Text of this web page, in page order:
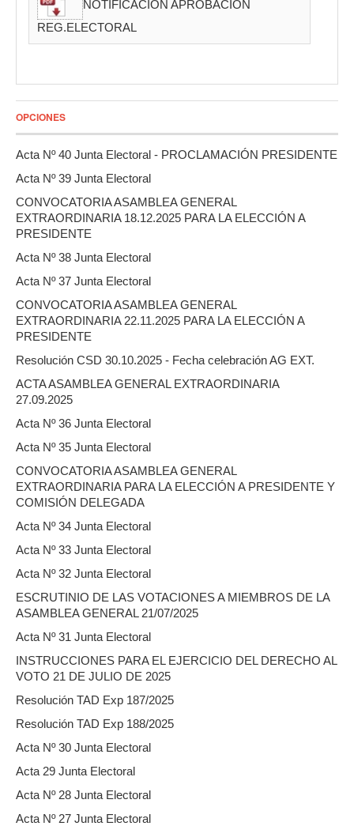
NOTIFICACIÓN APROBACIÓN
REG.ELECTORAL
OPCIONES
Acta Nº 40 Junta Electoral - PROCLAMACIÓN PRESIDENTE
Acta Nº 39 Junta Electoral
CONVOCATORIA ASAMBLEA GENERAL
EXTRAORDINARIA 18.12.2025 PARA LA ELECCIÓN A
PRESIDENTE
Acta Nº 38 Junta Electoral
Acta Nº 37 Junta Electoral
CONVOCATORIA ASAMBLEA GENERAL
EXTRAORDINARIA 22.11.2025 PARA LA ELECCIÓN A
PRESIDENTE
Resolución CSD 30.10.2025 - Fecha celebración AG EXT.
ACTA ASAMBLEA GENERAL EXTRAORDINARIA
27.09.2025
Acta Nº 36 Junta Electoral
Acta Nº 35 Junta Electoral
CONVOCATORIA ASAMBLEA GENERAL
EXTRAORDINARIA PARA LA ELECCIÓN A PRESIDENTE Y
COMISIÓN DELEGADA
Acta Nº 34 Junta Electoral
Acta Nº 33 Junta Electoral
Acta Nº 32 Junta Electoral
ESCRUTINIO DE LAS VOTACIONES A MIEMBROS DE LA
ASAMBLEA GENERAL 21/07/2025
Acta Nº 31 Junta Electoral
INSTRUCCIONES PARA EL EJERCICIO DEL DERECHO AL
VOTO 21 DE JULIO DE 2025
Resolución TAD Exp 187/2025
Resolución TAD Exp 188/2025
Acta Nº 30 Junta Electoral
Acta 29 Junta Electoral
Acta Nº 28 Junta Electoral
Acta Nº 27 Junta Electoral